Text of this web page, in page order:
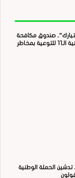
صندوق مكافحة
السرطان يدشن الحملة الوطنية الـ11 للتوعية بمخاطر
الحملة الوطنية